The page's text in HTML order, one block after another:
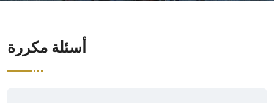
أسئلة مكررة